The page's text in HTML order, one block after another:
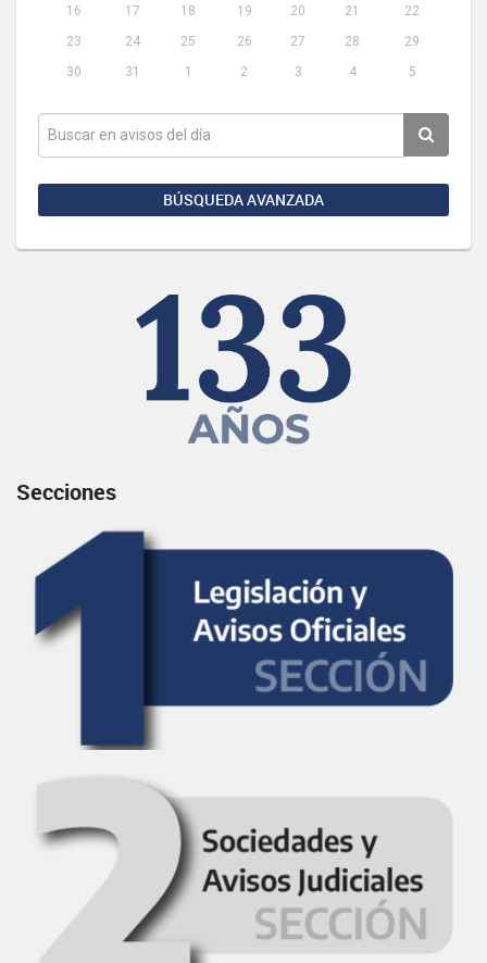
16
17 18 19 20 21
22
23
24 25 26 27 28
29
30
31 1 2 3 4 5
BÚSQUEDA AVANZADA
Secciones